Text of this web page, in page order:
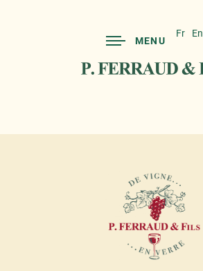
MENU
Fr En